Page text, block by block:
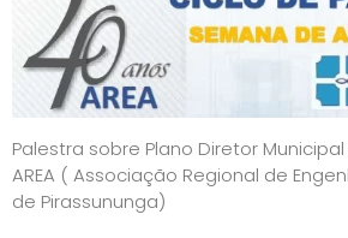
Palestra sobre Plano Diretor
AREA ( Associação Regional de
de Pirassununga)